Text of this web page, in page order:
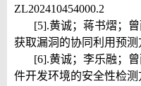
ZL202410454000.2
[5].黄诚；蒋书熠；
获取漏洞的协同利用预测
[6].黄诚；李乐融；
件开发环境的安全性检测